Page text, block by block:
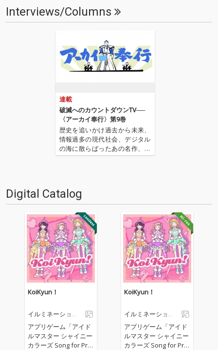
Interviews/Columns
連載
破滅へのカウントダウンTV──
〈アーカイ奉行〉第9巻
歴史を追いかけ過去から未来、
情報過多の現代社会、デジタル
の海に散らばったあの名作、こ
の名作たちをひとつにまとめる
は…'''1.過去作の最新リマスター
音源 2.これまで未配信…
Digital Catalog
KoiKyun！
イルミネーション
アプリゲーム「アイド
ルマスター シャイニー
カラーズ Song for Pris
KoiKyun！
イルミネーション
アプリゲーム「アイド
ルマスター シャイニー
カラーズ Song for Pris